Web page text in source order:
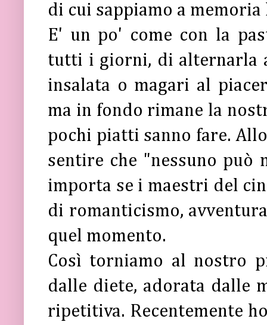
di cui sappiamo a
E' un po' come con la
tutti i giorni, di alternarla
insalata o magari al
ma in fondo rimane la
pochi piatti sanno fare.
sentire che "nessuno può
importa se i maestri del
di romanticismo,
quel momento.
Così torniamo al nostro
dalle diete, adorata dalle
ripetitiva. Recentemente